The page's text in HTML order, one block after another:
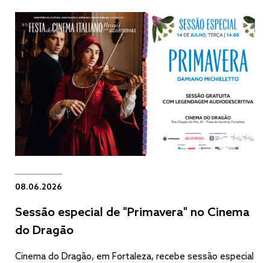
08.06.2026
Sessão especial de "Primavera" no Cinema
do Dragão
Cinema do Dragão, em Fortaleza, recebe sessão especial